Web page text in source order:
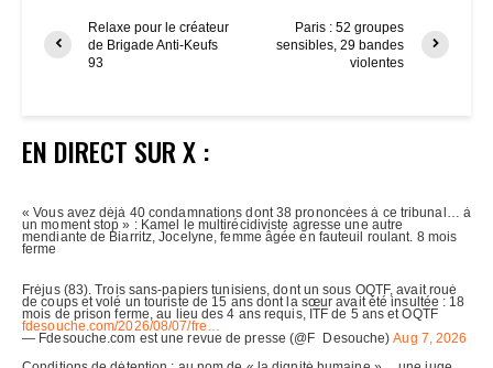
Relaxe pour le créateur
de Brigade Anti-Keufs
93
Paris : 52 groupes
sensibles, 29 bandes
violentes
EN DIRECT SUR X :